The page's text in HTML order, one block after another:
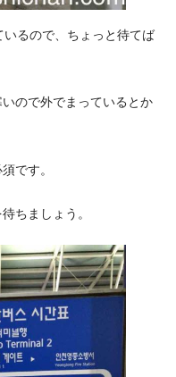
るので、ちょっと待てば
ので外でまっているとか
です。
ちましょう。